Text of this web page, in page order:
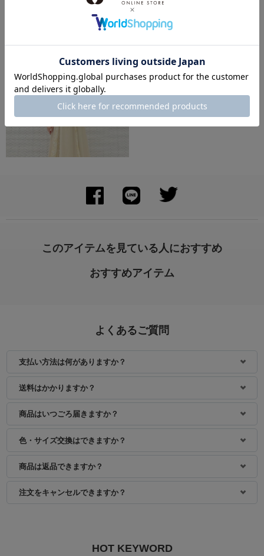
このアイテムを見ている人におすすめ
おすすめアイテム
よくあるご質問
支払い方法は何がありますか？
送料はかかりますか？
商品はいつごろ届きますか？
色・サイズ交換はできますか？
商品は返品できますか？
注文をキャンセルできますか？
HOT KEYWORD